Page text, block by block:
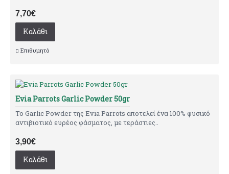
7,70€
Καλάθι
Επιθυμητό
Evia Parrots Garlic Powder 50gr
Το Garlic Powder της Evia Parrots αποτελεί ένα 100% φυσικό
αντιβιοτικό ευρέος φάσματος, με τεράστιες..
3,90€
Καλάθι